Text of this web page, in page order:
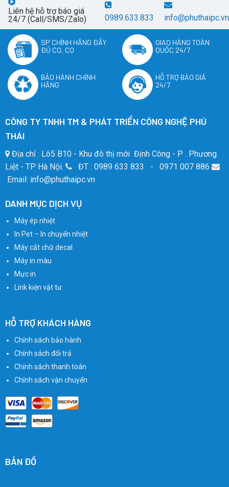
Liên hệ hỗ trợ báo giá
24/7 (Call/SMS/Zalo)
0989.633.833 info@phuthaipc.vn
SP CHÍNH HÃNG ĐẦY
ĐỦ CO, CQ
GIAO HÀNG TOÀN
QUỐC 24/7
BẢO HÀNH CHÍNH
HÃNG
HỖ TRỢ BÁO GIÁ
24/7
CÔNG TY TNHH TM & PHÁT TRIỂN CÔNG NGHỆ PHÚ
THÁI
Địa chỉ : Lô5 B10 - Khu đô thị mới Định Công - P . Phương
Liệt - TP Hà Nội.
ĐT : 0989 633 833 - 0971 007 886
Email: info@phuthaipc.vn
DANH MỤC DỊCH VỤ
Máy ép nhiệt
In Pet – In chuyển nhiệt
Máy cắt chữ decal
Máy in màu
Mực in
Link kiện vật tư
HỖ TRỢ KHÁCH HÀNG
Chính sách bảo hành
Chính sách đổi trả
Chính sách thanh toán
Chính sách vận chuyển
BẢN ĐỒ